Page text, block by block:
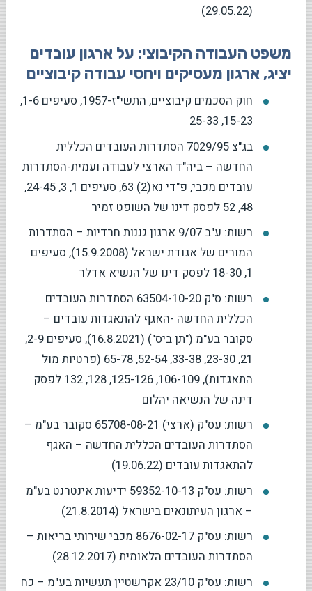
(29.05.22)
משפט העבודה הקיבוצי: על ארגון עובדים
יציג, ארגון מעסיקים ויחסי עבודה קיבוציים
חוק הסכמים קיבוציים, התשי"ז-1957, סעיפים 1-6,
15-23, 25-33
בג"צ 7029/95 הסתדרות העובדים הכללית
החדשה – ביה"ד הארצי לעבודה ועמית-הסתדרות
עובדים מכבי, פ"די נא(2) 63, סעיפים 1, 3, 24-45,
48, 52 לפסק דינו של השופט זמיר
רשות: ע"ב 9/07 ארגון גננות חרדיות – הסתדרות
המורים של אגודת ישראל (15.9.2008), סעיפים
1, 18-30 לפסק דינו של הנשיא אדלר
רשות: ס"ק 63504-10-20 הסתדרות העובדים
הכללית החדשה -האגף להתאגדות עובדים –
סקובר בע"מ ("תן ביס") (16.8.2021), סעיפים 2-9,
21, 23-30, 33-38, 52-54, 65-78 (פרטיות מול
התאגדות), 106-109, 125-126, 128, 132 לפסק
דינה של הנשיאה יהלום
רשות: עס"ק (ארצי) 65708-08-21 סקובר בע"מ –
הסתדרות העובדים הכללית החדשה – האגף
להתאגדות עובדים (19.06.22)
רשות: עס"ק 59352-10-13 ידיעות אינטרנט בע"מ
– ארגון העיתונאים בישראל (21.8.2014)
רשות: עס"ק 8676-02-17 מכבי שירותי בריאות –
הסתדרות העובדים הלאומית (28.12.2017)
רשות: עס"ק 23/10 אקרשטיין תעשיות בע"מ – כח